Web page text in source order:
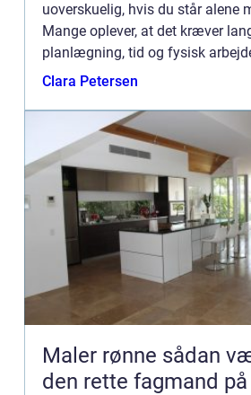
uoverskuelig, hvis du står alene
Mange oplever, at det kræver
planlægning, tid og fysisk
havde forestillet sig. Derfor
Clara Petersen
Maler rønne sådan vælger du
den rette fagmand